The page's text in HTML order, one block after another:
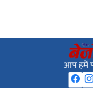
आप हमें